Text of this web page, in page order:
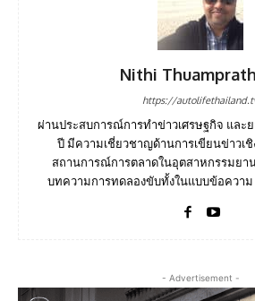
Nithi
https://
ผ่านประสบการณ์การทำข่าวเศรษฐกิจ และ
ปี มีความเชี่ยวชาญด้านการเขียนข่าวเชิ
สถานการณ์การตลาดในอุตสาหกรรมยา
บทความการทดลองขับทั้งในแบบข้อควา
- Advertisement -